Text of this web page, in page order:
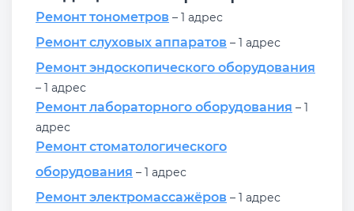
Ремонт тонометров – 1 адрес
Ремонт слуховых аппаратов – 1 адрес
Ремонт эндоскопического оборудования
– 1 адрес
Ремонт лабораторного оборудования – 1
адрес
Ремонт стоматологического
оборудования – 1 адрес
Ремонт электромассажёров – 1 адрес